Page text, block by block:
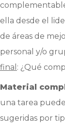
ella desde el
de áreas de
personal y/o
final : ¿Qué
Material
una tarea
sugeridas por